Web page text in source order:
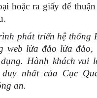
hoặc ra giấy để
phát triển hệ thống
web lừa đảo lừa đảo,
Hành khách vui
nhất của Cục
an.